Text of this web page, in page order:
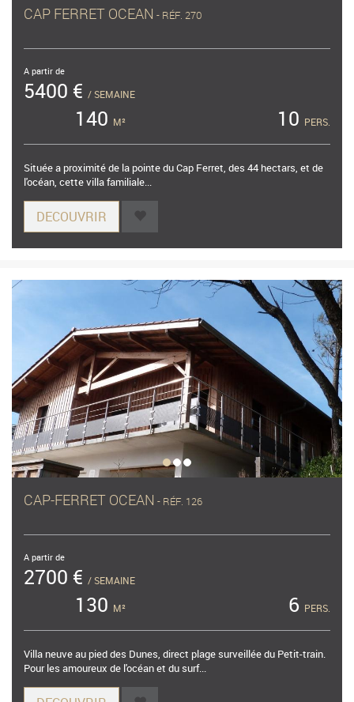
CAP FERRET OCEAN - RÉF. 270
A partir de
5400 € / SEMAINE
140 M² 10 PERS.
Située a proximité de la pointe du Cap Ferret, des 44 hectars, et de
l'océan, cette villa familiale...
DECOUVRIR
CAP-FERRET OCEAN - RÉF. 126
A partir de
2700 € / SEMAINE
130 M² 6 PERS.
Villa neuve au pied des Dunes, direct plage surveillée du Petit-train.
Pour les amoureux de l'océan et du surf...